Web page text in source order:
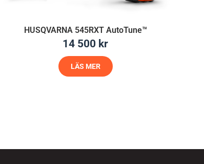
HUSQVARNA 545RXT AutoTune™
14 500 kr
LÄS MER